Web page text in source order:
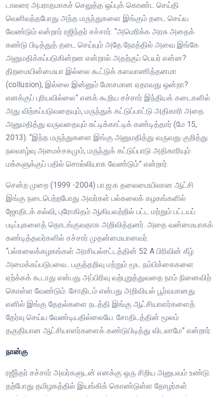
டாலரை அபராதமாகச் செலுத்த ஒப்புக் கொண்ட செய்தி
வெளிவந்தபோது அந்த மருந்துகளை இங்கும் தடை செய்ய
வேண்டும் என்றார் ரஜிந்தர் சச்சார். “அமெரிக்க அரசு அதைக்
கண்டு பிடித்துத் தடை செய்யும் அதே நேரத்தில் அவை இங்கே
அனுமதிக்கப்படுகின்றன என்றால் அதற்குப் பெயர் என்ன?
திறமையின்மையா இல்லை கூட்டுக் களவாணித்தனமா
(collusion), இல்லை இன்னும் மோசமான ஏதாவது ஒன்றா?
எனக்குப் புரியவில்லை” எனக் கூறிய சச்சார் இந்தியக் கடைகளில்
அது விற்கப்படுவதையும், மருந்துக் கட்டுப்பாட்டு அதிகாரி அதை
அனுமதித்து வருவதையும் சுட்டிக்காட்டிக் கண்டித்தார் (மே 15,
2013). “இந்த மருந்துகளை இங்கு அனுமதித்து வருவது குறித்து
நலவாழ்வு அமைச்சகமும், மருந்துக் கட்டுப்பாடு அதிகாரியும்
மக்களுக்குப் பதில் சொல்லியாக வேண்டும்” என்றார்.
சென்ற முறை (1999 -2004) பா.ஜ.க தலைமையிலான ஆட்சி
இங்கு நடைபெற்றபோது அவர்கள் பல்கலைக் கழகங்களில்
ஜோதிடக் கல்வி, புரோகிதம் ஆகியவற்றில் பட்ட மற்றும் பட்டயப்
படிப்புகளைத் தொடங்குவதாக அறிவித்தனர். அதை வன்மையாகக்
கண்டித்தவர்களில் சச்சார் முதன்மையானவர்.
“பல்கலைக்கழகங்கள் அரசியல்சட்டத்தின் 52 A பிரிவின் கீழ்
அமைக்கப்படுபவை.. பகுத்தறிவு மற்றும் மூட நம்பிக்கைகளை
ஏற்க்கக் கூடாது என்பது அப்பிரிவு வற்புறுத்துவதை நாம் நினைவிற்
கொள்ள வேண்டும். சோதிடம் என்பது அறிவியல் பூர்வமானது
எனில் இங்கு தேதல்களை நடத்தி இங்கு ஆட்சியாளர்களைத்
தேர்வு செய்ய வேண்டியதில்லையே. சோதிடத்தின் மூலம்
தகுதியான ஆட்சியாளர்களைக் கண்டுபிடித்து விடலாமே” என்றார்.
நான்கு
ரஜீந்தர் சச்சார் அவர்களுடன் எனக்கு ஒரு சிறிய அனுபவம் உண்டு.
தற்போது தமிழகத்தில் இயங்கிக் கொண்டுள்ள தோழர்கள்